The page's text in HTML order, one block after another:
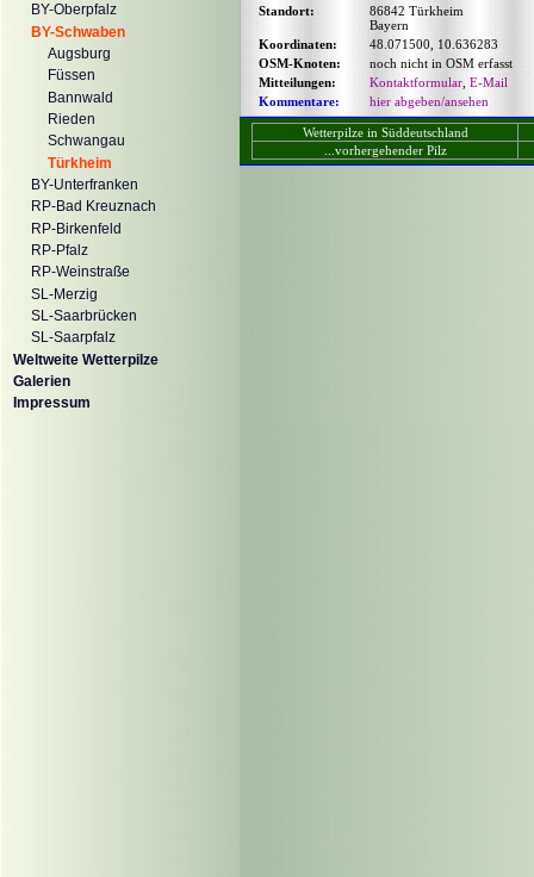
BY-Oberpfalz
BY-Schwaben
Augsburg
Füssen
Bannwald
Rieden
Schwangau
Türkheim
BY-Unterfranken
RP-Bad Kreuznach
RP-Birkenfeld
RP-Pfalz
RP-Weinstraße
SL-Merzig
SL-Saarbrücken
SL-Saarpfalz
Weltweite Wetterpilze
Galerien
Impressum
Standort:
86842 Türkheim
Bayern
Koordinaten:
48.071500, 10.636283
OSM-Knoten:
noch nicht in OSM erfasst
Mitteilungen:
Kontaktformular E-Mail
Kommentare:
hier abgeben/ansehen
Wetterpilze in Süddeutschland
...vorhergehender Pilz